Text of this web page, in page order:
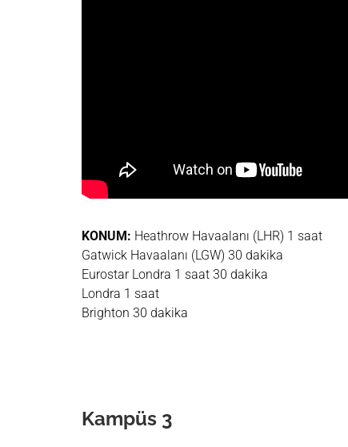
KONUM: Heathrow Havaalanı (LHR) 1 saat
Gatwick Havaalanı (LGW) 30 dakika
Eurostar Londra 1 saat 30 dakika
Londra 1 saat
Brighton 30 dakika
Kampüs 3